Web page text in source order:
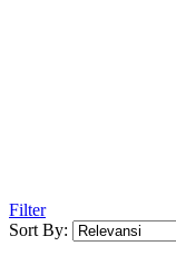
Filter
Sort By: